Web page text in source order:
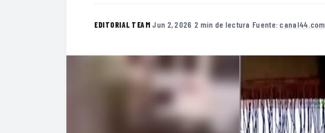
EDITORIAL TEAM·Jun 2, 2026 ·2 min de lectura ·Fuente:canal44.com